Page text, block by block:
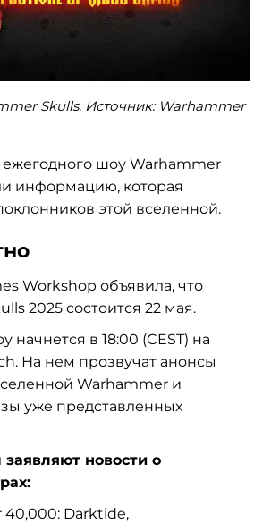
Skulls. Источник: Warhammer
шоу Warhammer
информацию, которая
этой вселенной.
Workshop объявила, что
2025 состоится 22 мая.
начнется в 18:00 (CEST) на
На нем прозвучат анонсы
Warhammer и
уже представленных
новости о
Darktide,